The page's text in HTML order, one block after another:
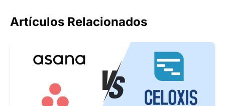
Artículos Relacionados